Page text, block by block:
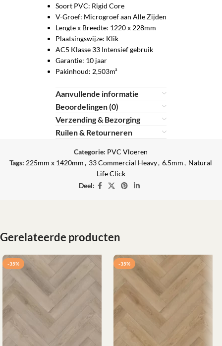
Soort PVC: Rigid Core
V-Groef: Microgroef aan Alle Zijden
Lengte x Breedte: 1220 x 228mm
Plaatsingswijze: Klik
AC5 Klasse 33 Intensief gebruik
Garantie: 10 jaar
Pakinhoud: 2,503m²
Aanvullende informatie
Beoordelingen (0)
Verzending & Bezorging
Ruilen & Retourneren
Categorie: PVC Vloeren
Tags: 225mm x 1420mm , 33 Commercial Heavy, 6.5mm , Natural
Life Click
Deel:
Gerelateerde producten
-35% -35%